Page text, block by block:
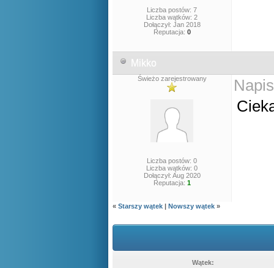
Liczba postów: 7
Liczba wątków: 2
Dołączył: Jan 2018
Reputacja: 0
Mikko
Świeżo zarejestrowany
Liczba postów: 0
Liczba wątków: 0
Dołączył: Aug 2020
Reputacja: 1
« Starszy wątek | Nowszy wątek »
Wątek: